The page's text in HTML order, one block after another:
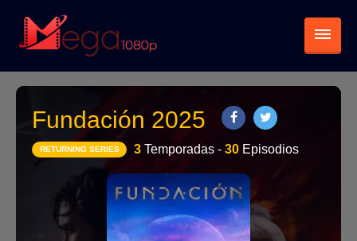
Fundación 2025
RETURNING SERIES 3Temporadas - 30Episodios